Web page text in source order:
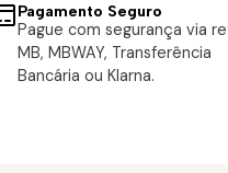
Pagamento Seguro
Pague com segurança via
MB, MBWAY, Transferência
Bancária ou Klarna.